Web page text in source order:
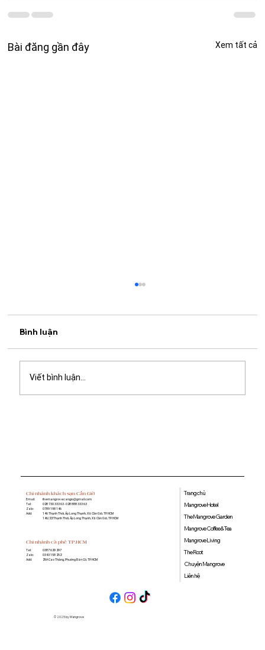
Bài đăng gần đây Xem tất cả
Bình luận
Viết bình luận...
Chi nhánh khách sạn Cần Giờ
Email:
Tel:
Zalo:
Add:
themangrovecangio@gmail.com
028 730 333 63 - 028 888 333 63
0789 198 146
146 Thạnh Thới, Ấp Long Thạnh, Xã Cần Giờ, TP. HCM
146/22 Thạnh Thới, Ấp Long Thạnh, Xã Cần Giờ, TP. HCM
Trang chủ
Mangrove Hotel
The Mangrove Garden
Mangrove Coffee & Tea
Mangrove Living
The Root
Chuyện Mangrove
Liên hệ
Chi nhánh cà phê TP.HCM
Tel:
Zalo:
Add:
0387 629 297
0343 158 252
29A Cao Thắng, Phường Bàn Cờ, TP. HCM
© 2025 by Mangrove